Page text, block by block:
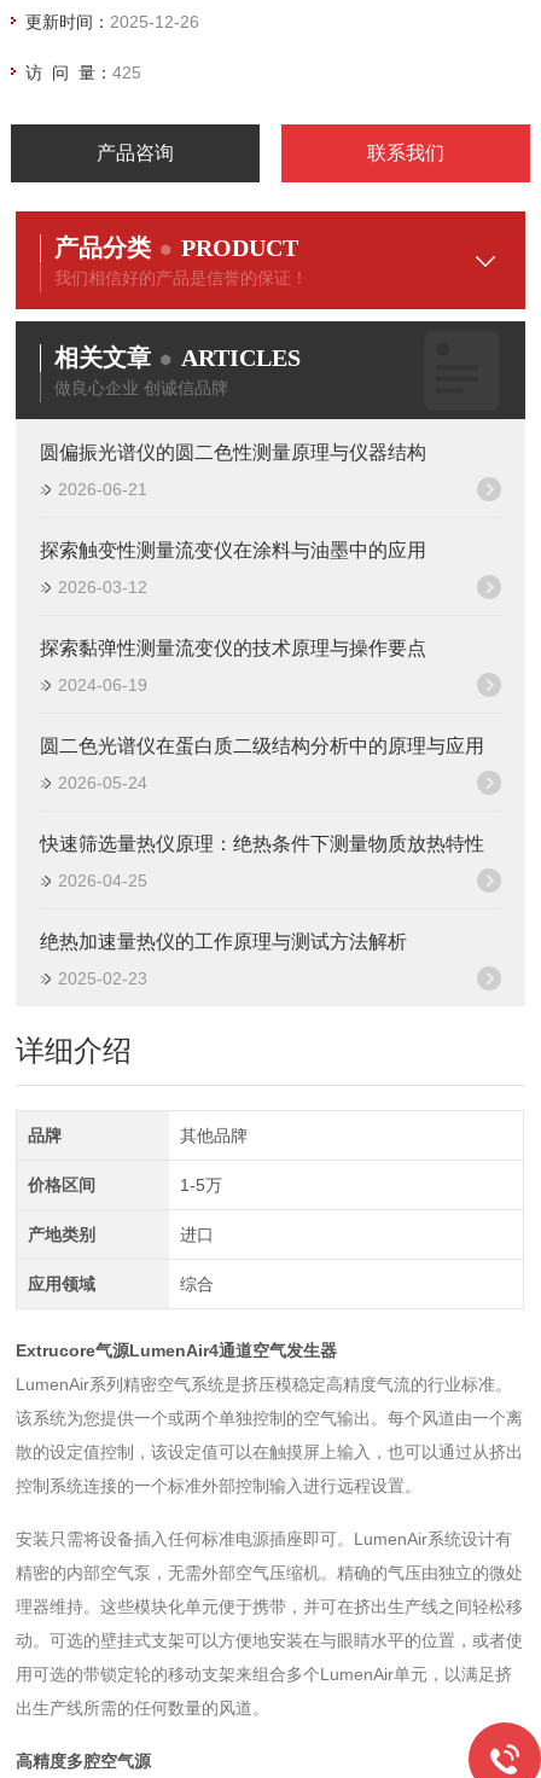
更新时间： 2025-12-26
访 问 量： 425
产品咨询 联系我们
产品分类 PRODUCT
我们相信好的产品是信誉的保证！
相关文章 ARTICLES
做良心企业 创诚信品牌
圆偏振光谱仪的圆二色性测量原理与仪器结构
2026-06-21
探索触变性测量流变仪在涂料与油墨中的应用
2026-03-12
探索黏弹性测量流变仪的技术原理与操作要点
2024-06-19
圆二色光谱仪在蛋白质二级结构分析中的原理与应用
2026-05-24
快速筛选量热仪原理：绝热条件下测量物质放热特性
2026-04-25
绝热加速量热仪的工作原理与测试方法解析
2025-02-23
详细介绍
品牌 其他品牌
价格区间 1-5万
产地类别 进口
应用领域 综合
Extrucore气源LumenAir4通道空气发生器
LumenAir系列精密空气系统是挤压模稳定高精度气流的行业标准。
该系统为您提供一个或两个单独控制的空气输出。每个风道由一个离
散的设定值控制，该设定值可以在触摸屏上输入，也可以通过从挤出
控制系统连接的一个标准外部控制输入进行远程设置。
安装只需将设备插入任何标准电源插座即可。LumenAir系统设计有
精密的内部空气泵，无需外部空气压缩机。精确的气压由独立的微处
理器维持。这些模块化单元便于携带，并可在挤出生产线之间轻松移
动。可选的壁挂式支架可以方便地安装在与眼睛水平的位置，或者使
用可选的带锁定轮的移动支架来组合多个LumenAir单元，以满足挤
出生产线所需的任何数量的风道。
高精度多腔空气源